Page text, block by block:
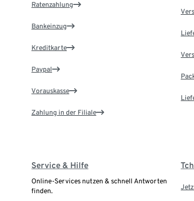
Ratenzahlung
Bankeinzug
Kreditkarte
Paypal
Vorauskasse
Zahlung in der Filiale
Service & Hilfe
Online-Services nutzen & schnell Antworten
finden.